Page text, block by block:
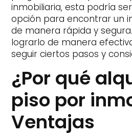
inmobiliaria, esta podría
opción para encontrar un
de manera rápida y
lograrlo de manera
seguir ciertos pasos y
¿Por qué
piso por
Ventajas